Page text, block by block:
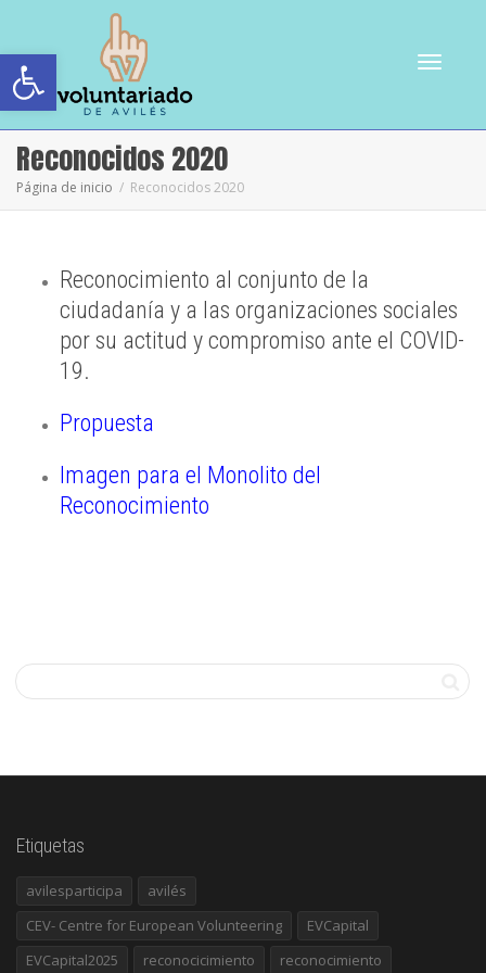
Abrir barra de herramientas
Reconocidos 2020
Página de inicio Reconocidos 2020
Reconocimiento al conjunto de la
ciudadanía y a las organizaciones sociales
por su actitud y compromiso ante el COVID-
19.
Propuesta
Imagen para el Monolito del
Reconocimiento
Etiquetas
avilesparticipa
avilés
CEV- Centre for European Volunteering
EVCapital
EVCapital2025
reconocicimiento reconocimiento